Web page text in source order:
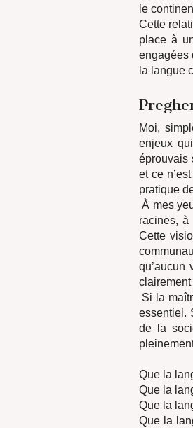
le
Cette
place à
engagées
la langue
Moi,
enjeux
éprouvais
et ce
pratique
À mes
racines,
Cette
qu’aucun
Si la
essentiel.
de la
Que la
Que la
Que la
Que la